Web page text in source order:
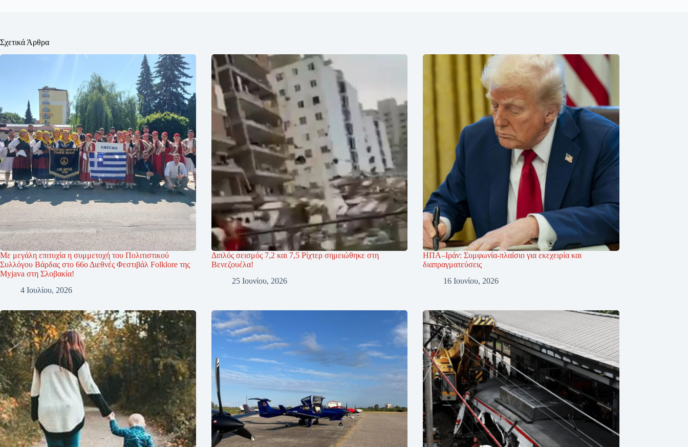
Σχετικά Άρθρα
Με μεγάλη επιτυχία η συμμετοχή του Πολιτιστικού
Συλλόγου Βάρδας στο 66ο Διεθνές Φεστιβάλ Folklore της
Myjava στη Σλοβακία!
4 Ιουλίου, 2026
Διπλός σεισμός 7,2 και 7,5 Ρίχτερ σημειώθηκε στη
Βενεζουέλα!
25 Ιουνίου, 2026
ΗΠΑ–Ιράν: Συμφωνία-πλαίσιο για εκεχειρία και
διαπραγματεύσεις
16 Ιουνίου, 2026